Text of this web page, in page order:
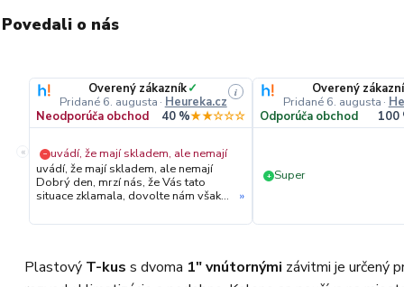
Povedali o nás
«
Overený zákazník✓
Pridané 6. augusta · Heureka.cz
i
Neodporúča obchod 40 %★★☆☆☆
− uvádí, že mají skladem, ale nemají
uvádí, že mají skladem, ale nemají
Dobrý den, mrzí nás, že Vás tato
situace zklamala, dovolte nám však
objednávky. Hned druhý den ráno
neočekávaného výpadku zboží a ještě
prověřovali jeho dostupnost přímo u
»
Overený
Pridané 6. augusta ·
Odporúča obchod 100
+ Super
Plastový T-kus s dvoma 1" vnútornými závitmi je určený